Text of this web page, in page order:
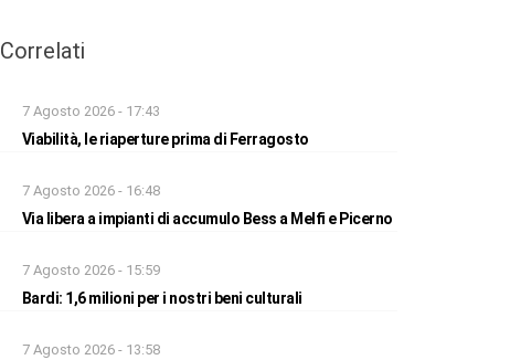
Correlati
7 Agosto 2026 - 17:43
Viabilità, le riaperture prima di Ferragosto
7 Agosto 2026 - 16:48
Via libera a impianti di accumulo Bess a Melfi e Picerno
7 Agosto 2026 - 15:59
Bardi: 1,6 milioni per i nostri beni culturali
7 Agosto 2026 - 13:58